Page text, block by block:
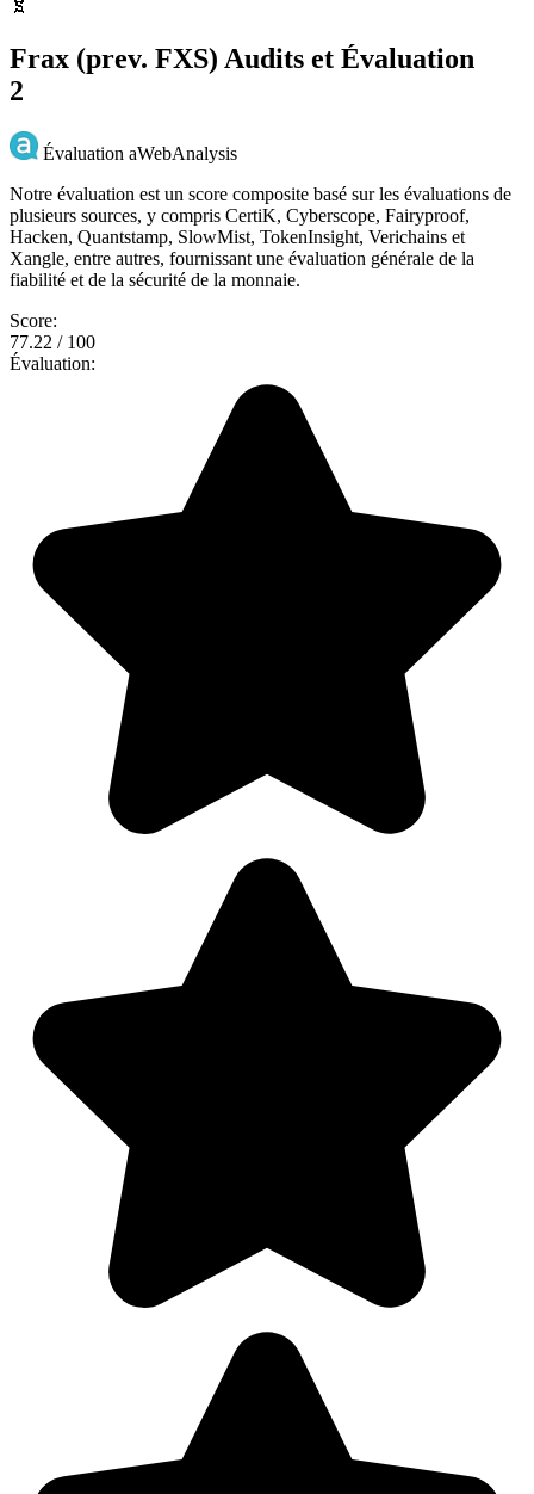
Frax (prev. FXS) Audits et Évaluation
2
Évaluation aWebAnalysis
Notre évaluation est un score composite basé sur les évaluations de
plusieurs sources, y compris CertiK, Cyberscope, Fairyproof,
Hacken, Quantstamp, SlowMist, TokenInsight, Verichains et
Xangle, entre autres, fournissant une évaluation générale de la
fiabilité et de la sécurité de la monnaie.
Score:
77.22 / 100
Évaluation: